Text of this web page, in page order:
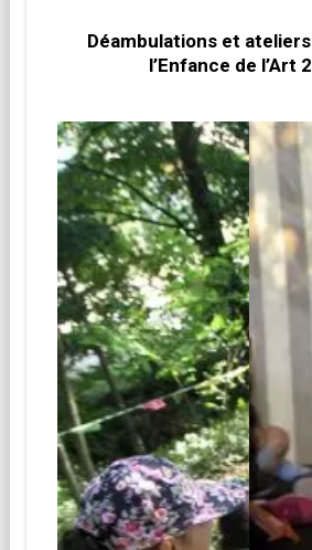
Déambulations et
l’Enfance de l’Art